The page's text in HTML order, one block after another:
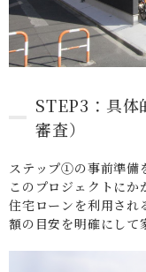
STEP3：具体
審査）
ステップ①の事前準備
このプロジェクトにか
住宅ローンを利用され
額の目安を明確にして